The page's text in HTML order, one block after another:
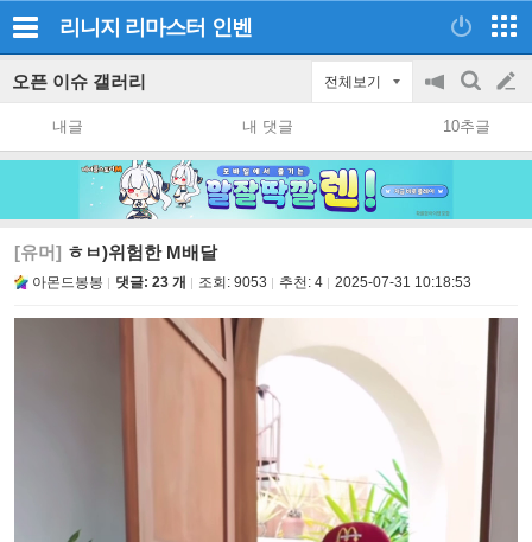
리니지 리마스터 인벤
오픈 이슈 갤러리 전체보기
공
지
on/off
검
색
글
쓰
내글 내 댓글 10추글
[유머] ㅎㅂ)위험한 M배달
아몬드봉봉 댓글: 23 개 조회: 9053 추천: 4 2025-07-31 10:18:53